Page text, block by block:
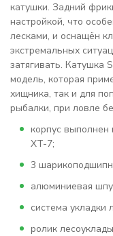
катушки. Задний
настройкой, что
лесками, и оснащён
экстремальных
затягивать. Катушка
модель, которая
хищника, так и для
рыбалки, при ловле
корпус выполнен
XT-7;
3
алюминиевая
система укладки
ролик